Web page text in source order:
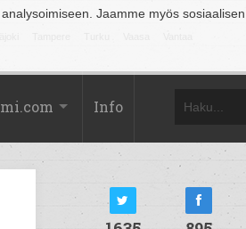
Jaamme myös
Info